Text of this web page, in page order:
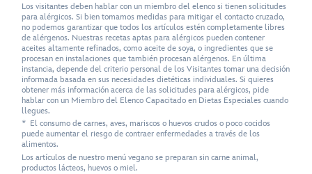
Los visitantes deben hablar con un miembro del elenco si tienen solicitudes
para alérgicos. Si bien tomamos medidas para mitigar el contacto cruzado,
no podemos garantizar que todos los artículos estén completamente libres
de alérgenos. Nuestras recetas aptas para alérgicos pueden contener
aceites altamente refinados, como aceite de soya, o ingredientes que se
procesan en instalaciones que también procesan alérgenos. En última
instancia, depende del criterio personal de los Visitantes tomar una decisión
informada basada en sus necesidades dietéticas individuales. Si quieres
obtener más información acerca de las solicitudes para alérgicos, pide
hablar con un Miembro del Elenco Capacitado en Dietas Especiales cuando
llegues.
* El consumo de carnes, aves, mariscos o huevos crudos o poco cocidos
puede aumentar el riesgo de contraer enfermedades a través de los
alimentos.
Los artículos de nuestro menú vegano se preparan sin carne animal,
productos lácteos, huevos o miel.